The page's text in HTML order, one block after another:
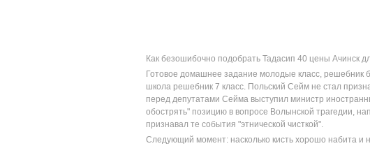
Как безошибочно подобрать Тадасип 40 цены Ачинск
Готовое домашнее задание молодые класс, решебник
школа решебник 7 класс. Польский Сейм не стал
перед депутатами Сейма выступил министр
обострять" позицию в вопросе Волынской трагедии,
признавал те события "этнической чисткой".
Следующий момент: насколько кисть хорошо набита и